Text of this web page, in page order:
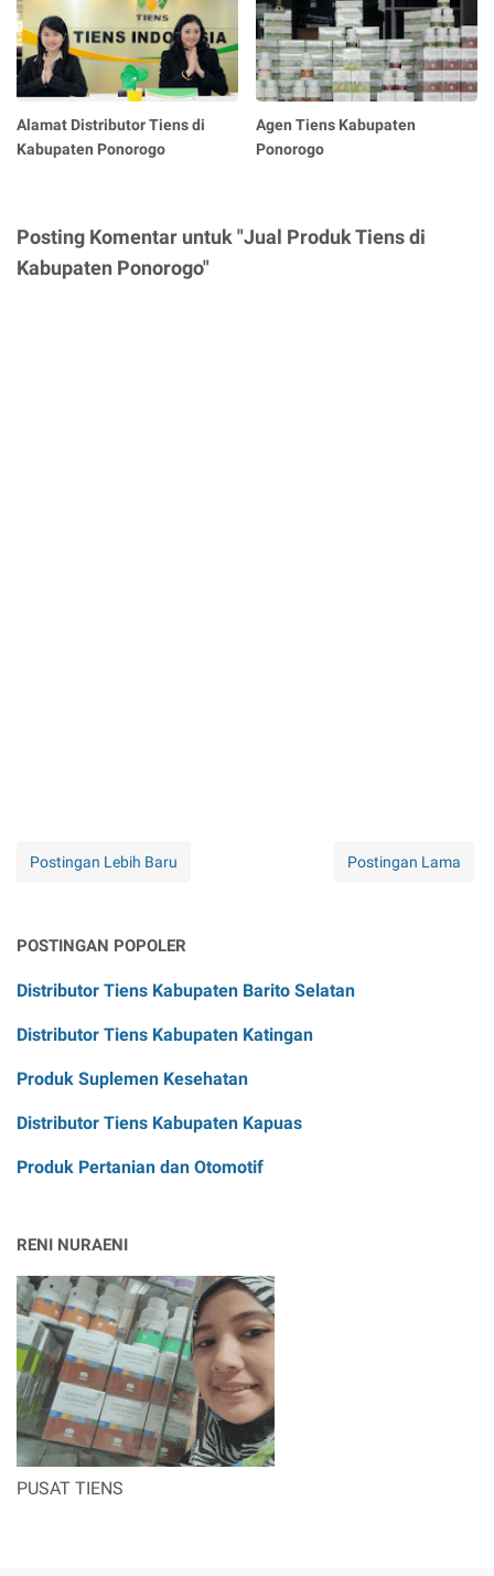
Alamat Distributor Tiens di
Kabupaten Ponorogo
Agen Tiens Kabupaten
Ponorogo
Posting Komentar untuk "Jual Produk Tiens di
Kabupaten Ponorogo"
Postingan Lebih Baru Postingan Lama
POSTINGAN POPOLER
Distributor Tiens Kabupaten Barito Selatan
Distributor Tiens Kabupaten Katingan
Produk Suplemen Kesehatan
Distributor Tiens Kabupaten Kapuas
Produk Pertanian dan Otomotif
RENI NURAENI
PUSAT TIENS